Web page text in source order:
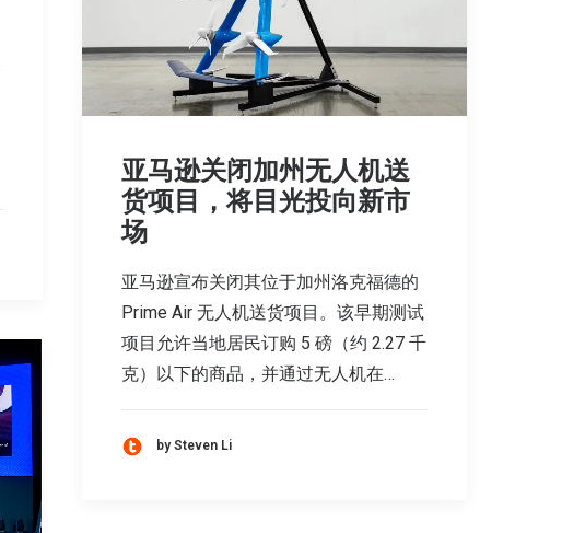
亚马逊关闭加州无人机送
货项目，将目光投向新市
场
亚马逊宣布关闭其位于加州洛克福德的
Prime Air 无人机送货项目。该早期测试
项目允许当地居民订购 5 磅（约 2.27 千
克）以下的商品，并通过无人机在…
by Steven Li